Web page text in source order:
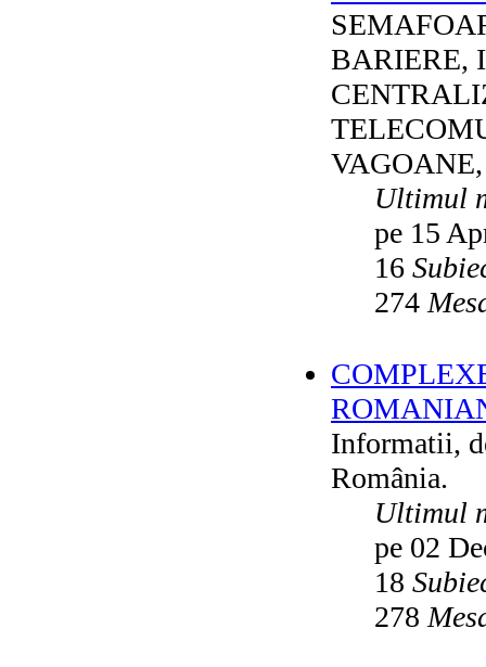
BARIERE,
Ultimul
pe 15
16
274
Informatii,
România.
Ultimul
pe 02
18
278